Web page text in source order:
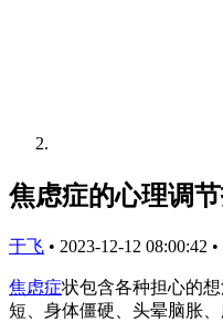
焦虑症的心理调
于飞 • 2023-12-12 08:00:42 •
焦虑症状包含各种担心的
短、身体僵硬、头晕脑胀